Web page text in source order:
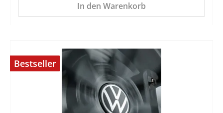
In den Warenkorb
Bestseller